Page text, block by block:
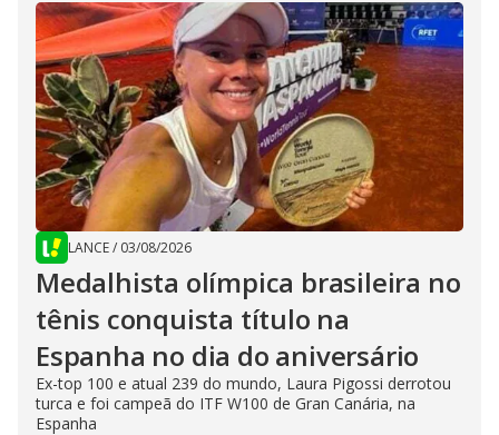
LANCE/ 03/08/2026
Medalhista olímpica brasileira no
tênis conquista título na
Espanha no dia do aniversário
Ex-top 100 e atual 239 do mundo, Laura Pigossi derrotou
turca e foi campeã do ITF W100 de Gran Canária, na
Espanha